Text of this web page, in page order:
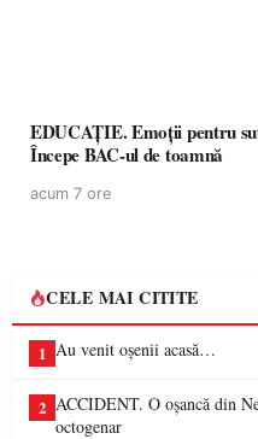
EDUCAȚIE. Emoții pentru
Începe BAC-ul de toamnă
acum 7 ore
CELE MAI CITITE
1 Au venit oșenii acasă…
2 ACCIDENT. O oșancă din
octogenar